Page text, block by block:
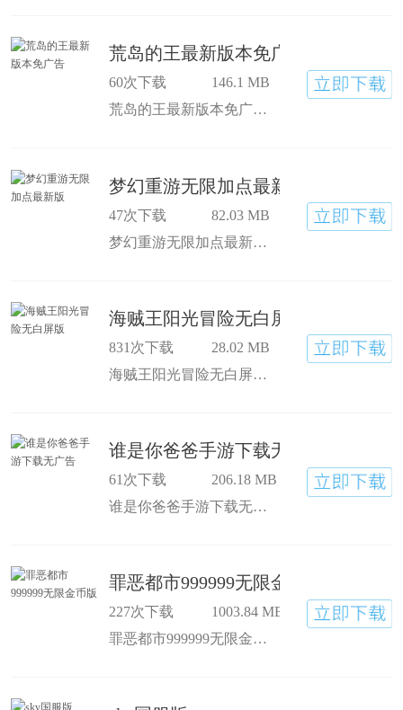
荒岛的王最新版本免广告
60次下载
146.1 MB
荒岛的王最新版本免广告是一款角色扮演类手游，荒岛的王免广告版要做的事情很多，外出探索、分配物资、争夺食物等等，都是需要玩家来解决的，在荒岛上生活下去不是一件容易的事情，自由选择各种不同生存的挑战任务吧！欢迎大家的下载游玩，希望都能够玩得开心。
梦幻重游无限加点最新版
47次下载
82.03 MB
梦幻重游无限加点最新版是一款角色扮演类手游，梦幻重游175级无限钻石版和普通版本玩法是一致的，不过玩家可以在我们的版本里，感受魔性的梦幻世界，有丰富多彩的任务系统，和一对一还原的地图场景模式！欢迎大家的下载游玩，希望都能够玩得开心。
海贼王阳光冒险无白屏版
831次下载
28.02 MB
海贼王阳光冒险无白屏版是一款角色扮演类手游，海贼王阳光冒险2.1汉化版拥有更多的创新剧情内容，玩家可以自由攻略喜欢的人物了，完美中文翻译可以轻松的代入了，以动漫中的航海世界为背景，众多丰富而熟悉的角色将一一出现！欢迎大家的下载游玩，希望都能够玩得开心。
谁是你爸爸手游下载无广告
61次下载
206.18 MB
谁是你爸爸手游下载无广告是一款奇葩的角色扮演类游戏，谁是你爸爸双人联机版手机版有多达69种不详的家庭用品，作为父亲的玩家要开始一系列的冒险动作，守护自己的儿子避免他的死亡！
罪恶都市999999无限金币版
227次下载
1003.84 MB
罪恶都市999999无限金币版是一款角色扮演类游戏，罪恶都市手机版中文版有着学环环相扣的任务剧情，玩家要根据系统的指示一步步完成，玩家可以在游戏里做一切想做的事情，无论是正义的还是反派的都能实现！